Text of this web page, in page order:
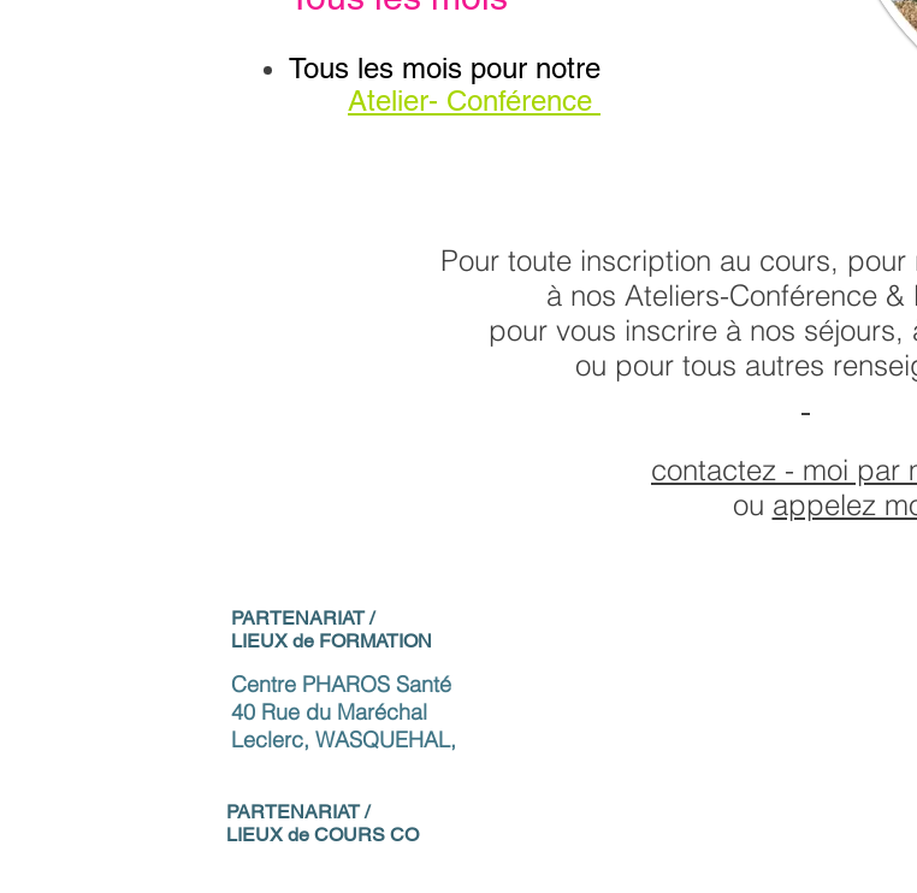
Tous les mois pour notre
Atelier- Conférence
Pour toute inscription au cours,
à nos Ateliers-Conférence &
pour vous inscrire à nos séjours,
ou pour tous autres
contactez - moi par
ou appelez
PARTENARIAT /
LIEUX de FORMATION
Centre PHAROS Santé
40 Rue du Maréchal
Leclerc, WASQUEHAL,
PARTENARIAT /
LIEUX de COURS CO